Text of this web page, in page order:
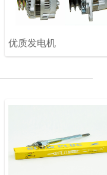
优质发电机